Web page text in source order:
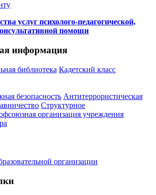
услуг психолого-педагогической,
помощи
информация
библиотека Кадетский класс
безопасность Антитеррористическая
Структурное
организация учреждения